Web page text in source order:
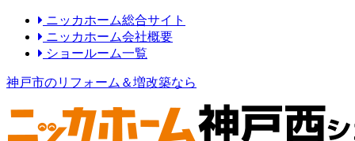
ニッカホーム総合サイト
ニッカホーム会社概要
ショールーム一覧
神戸市のリフォーム＆増改築なら